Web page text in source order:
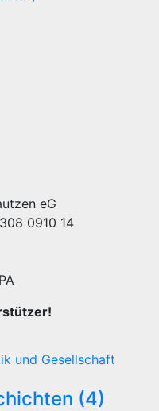
eG
0910 14
und Gesellschaft
(4)